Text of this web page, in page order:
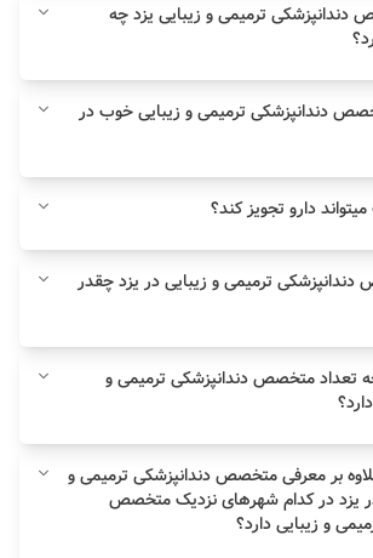
دندانپزشکی ترمیمی و زیبایی یزد چه
دندانپزشکی ترمیمی و زیبایی خوب در
دارو تجویز کند؟
ترمیمی و زیبایی در یزد چقدر
متخصص دندانپزشکی ترمیمی و
بر معرفی متخصص دندانپزشکی ترمیمی و
یزد در کدام شهرهای نزدیک متخصص
و زیبایی دارد؟